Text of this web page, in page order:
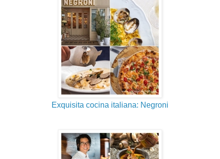
Exquisita cocina italiana: Negroni